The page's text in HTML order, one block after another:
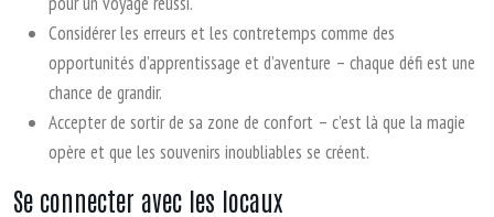
Considérer les erreurs et les contretemps comme des
opportunités d’apprentissage et d’aventure – chaque défi est une
chance de grandir.
Accepter de sortir de sa zone de confort – c’est là que la magie
opère et que les souvenirs inoubliables se créent.
Se connecter avec les locaux